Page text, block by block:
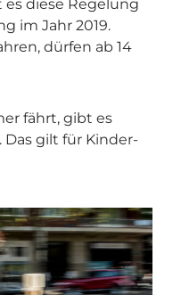
diese Regelung
im Jahr 2019.
dürfen ab 14
fährt, gibt es
gilt für Kinder-